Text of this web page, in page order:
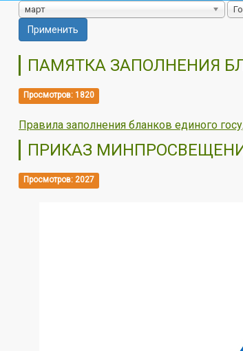
март
Применить
ПАМЯТКА ЗАПОЛНЕНИЯ
Просмотров: 1820
Правила заполнения бланков единого
ПРИКАЗ
Просмотров: 2027